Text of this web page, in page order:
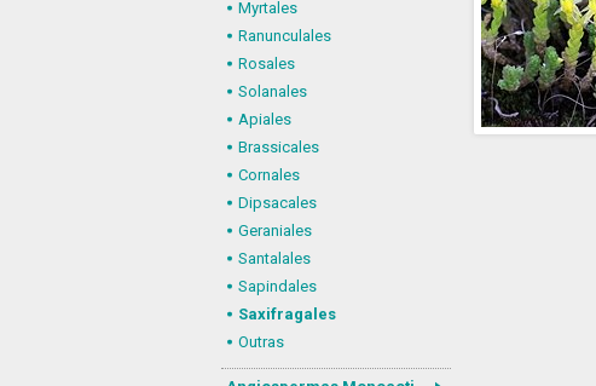
Myrtales
Ranunculales
Rosales
Solanales
Apiales
Brassicales
Cornales
Dipsacales
Geraniales
Santalales
Sapindales
Saxifragales
Outras